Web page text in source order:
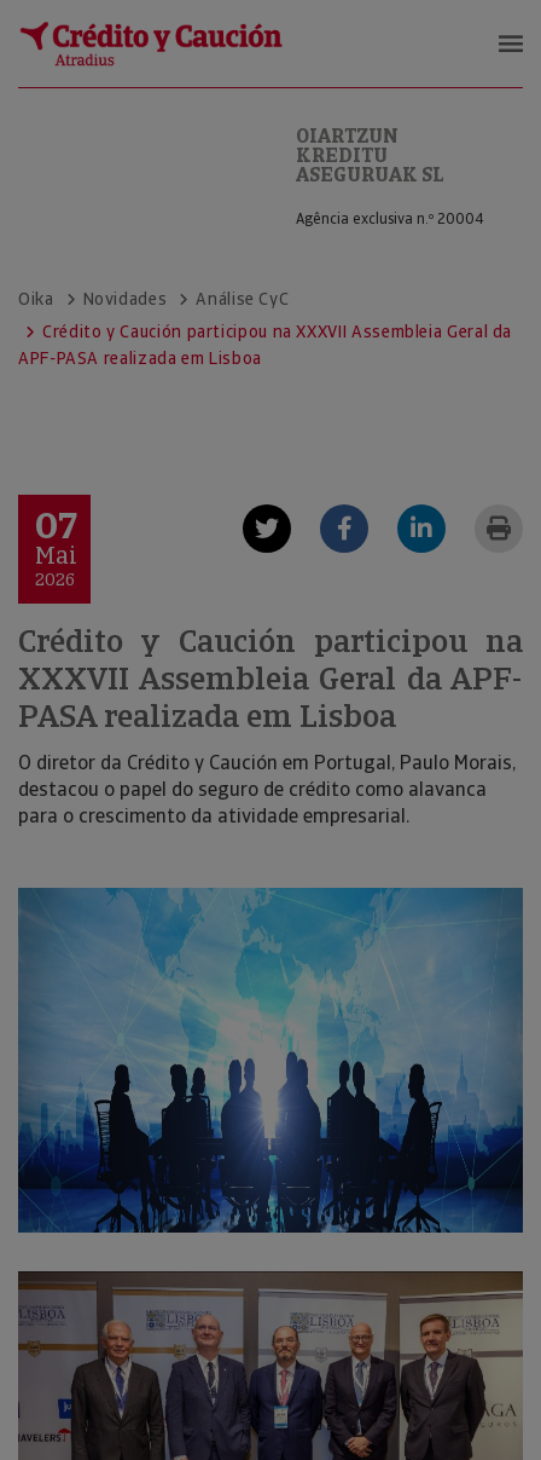
OIARTZUN KREDITU ASEGURUAK
OIARTZUN
KREDITU
ASEGURUAK SL
Agência exclusiva n.º 20004
Oika Novidades
Análise CyC
Crédito y Caución participou na XXXVII Assembleia Geral da
APF-PASA realizada em Lisboa
07
Mai
2026
Crédito y Caución participou na
XXXVII Assembleia Geral da APF-
PASA realizada em Lisboa
O diretor da Crédito y Caución em Portugal, Paulo Morais,
destacou o papel do seguro de crédito como alavanca
para o crescimento da atividade empresarial.